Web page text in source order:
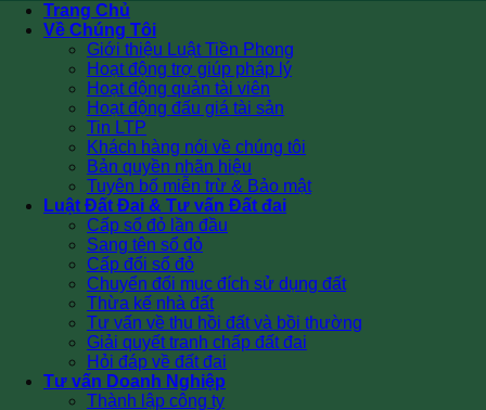
Trang Chủ
Về Chúng Tôi
Giới thiệu Luật Tiền Phong
Hoạt động trợ giúp pháp lý
Hoạt động quản tài viên
Hoạt động đấu giá tài sản
Tin LTP
Khách hàng nói về chúng tôi
Bản quyền nhãn hiệu
Tuyên bố miễn trừ & Bảo mật
Luật Đất Đai & Tư vấn Đất đai
Cấp sổ đỏ lần đầu
Sang tên sổ đỏ
Cấp đổi sổ đỏ
Chuyển đổi mục đích sử dụng đất
Thừa kế nhà đất
Tư vấn về thu hồi đất và bồi thường
Giải quyết tranh chấp đất đai
Hỏi đáp về đất đai
Tư vấn Doanh Nghiệp
Thành lập công ty